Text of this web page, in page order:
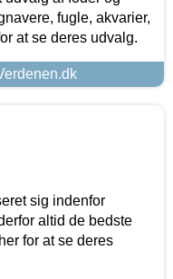
fugle, akvarier,
at se deres udvalg.
sig indenfor
altid de bedste
for at se deres